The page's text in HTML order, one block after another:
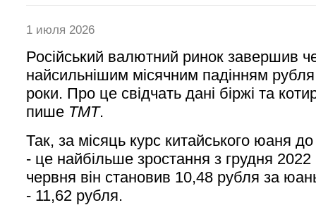
1 июля 2026
Російський валютний ринок завершив
найсильнішим місячним падінням
роки. Про це свідчать дані біржі та
пише TMT.
Так, за місяць курс китайського юаня
- це найбільше зростання з грудня
червня він становив 10,48 рубля за
- 11,62 рубля.